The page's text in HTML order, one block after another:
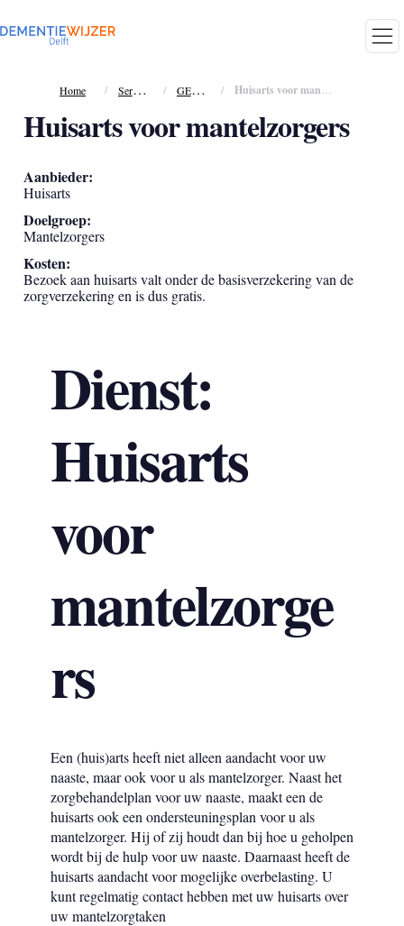
Home / S
ervices / G
EZONDHEID /
Huisarts voor mantelzorgers
Aanbieder:
Huisarts
Doelgroep:
Mantelzorgers
Kosten:
Bezoek aan huisarts valt onder de basisverzekering van de
zorgverzekering en is dus gratis.
Dienst:
Huisarts
voor
mantelzorge
rs
Een (huis)arts heeft niet alleen aandacht voor uw
naaste, maar ook voor u als mantelzorger. Naast het
zorgbehandelplan voor uw naaste, maakt een de
huisarts ook een ondersteuningsplan voor u als
mantelzorger. Hij of zij houdt dan bij hoe u geholpen
wordt bij de hulp voor uw naaste. Daarnaast heeft de
huisarts aandacht voor mogelijke overbelasting. U
kunt regelmatig contact hebben met uw huisarts over
uw mantelzorgtaken